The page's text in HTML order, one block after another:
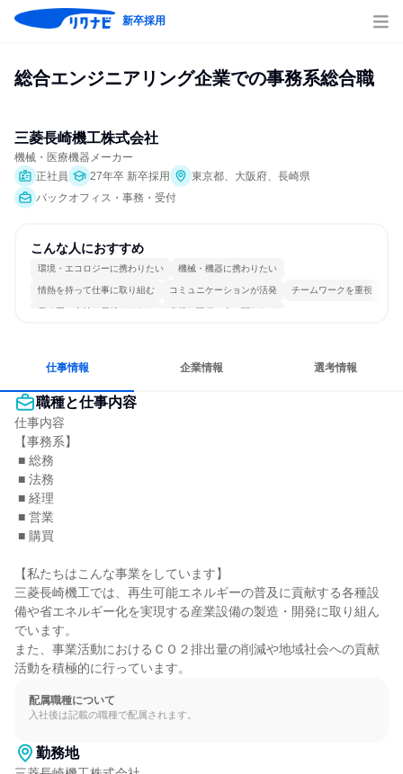
新卒採用
総合エンジニアリング企業での事務系総合職
三菱長崎機工株式会社
機械・医療機器メーカー
正社員
27年卒 新卒採用
東京都、大阪府、長崎県
バックオフィス・事務・受付
こんな人におすすめ
環境・エコロジーに携わりたい 機械・機器に携わりたい
情熱を持って仕事に取り組む コミュニケーションが活発 チームワークを重視
長く同じ会社に居続けられる 多様な職種の人と関われる
仕事情報 企業情報 選考情報
職種と仕事内容
仕事内容
【事務系】
【私たちはこんな事業をしています】
三菱長崎機工では、再生可能エネルギーの普及に貢献する各種設
備や省エネルギー化を実現する産業設備の製造・開発に取り組ん
でいます。
また、事業活動におけるＣＯ２排出量の削減や地域社会への貢献
活動を積極的に行っています。
配属職種について
入社後は記載の職種で配属されます。
勤務地